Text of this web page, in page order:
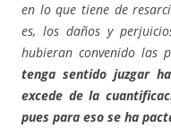
en lo que tiene de
es, los daños y
hubieran convenido las
tenga sentido juzgar
excede de la
pues para eso se ha